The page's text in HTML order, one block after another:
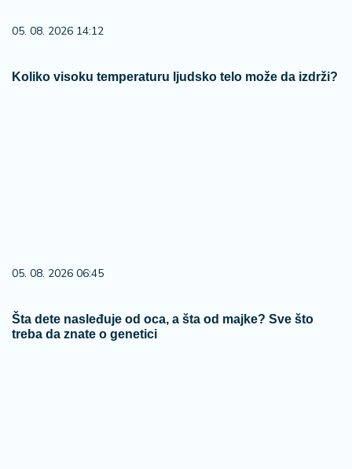
05. 08. 2026 14:12
Koliko visoku temperaturu ljudsko telo može da izdrži?
05. 08. 2026 06:45
Šta dete nasleđuje od oca, a šta od majke? Sve što
treba da znate o genetici